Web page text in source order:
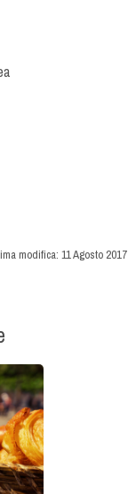
modifica: 11 Agosto 2017